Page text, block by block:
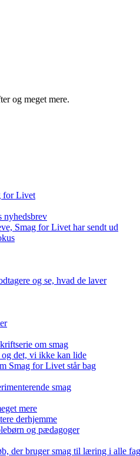
og meget mere.
for Livet
nyhedsbrev
Smag for Livet har sendt ud
og se, hvad de laver
om smag
og det, vi ikke kan lide
Smag for Livet står bag
smag
mere
derhjemme
og pædagoger
der bruger smag til læring i alle fag